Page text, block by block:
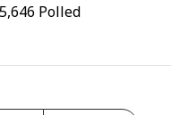
Polled